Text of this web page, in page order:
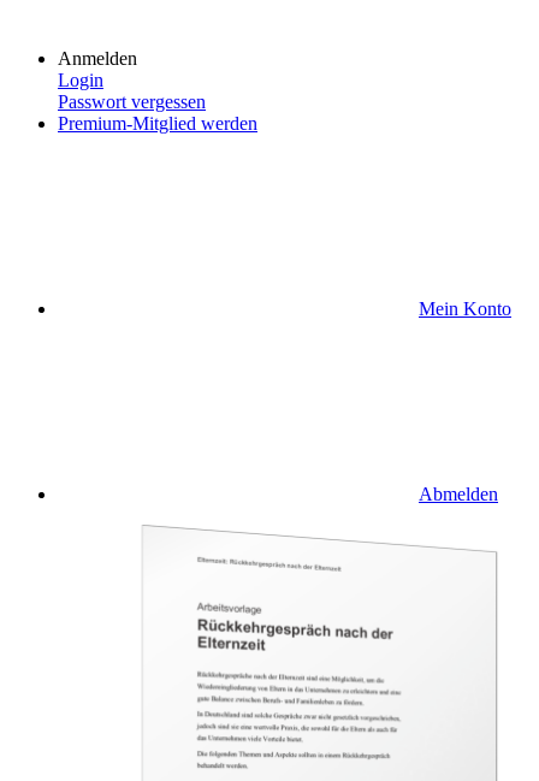
Anmelden
Login
Passwort vergessen
Premium-Mitglied werden
Mein Konto
Abmelden